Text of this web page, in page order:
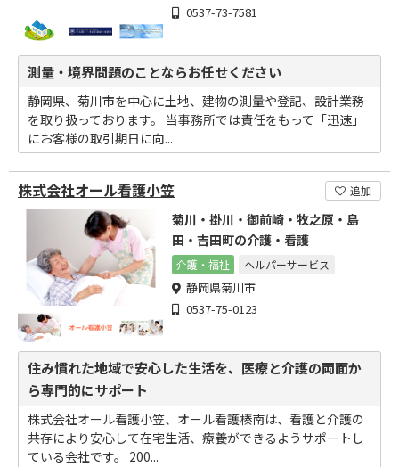
0537-73-7581
測量・境界問題のことならお任せください
静岡県、菊川市を中心に土地、建物の測量や登記、設計業務
を取り扱っております。 当事務所では責任をもって「迅速」
にお客様の取引期日に向...
株式会社オール看護小笠 追加
菊川・掛川・御前崎・牧之原・島
田・吉田町の介護・看護
介護・福祉 ヘルパーサービス
静岡県菊川市
0537-75-0123
住み慣れた地域で安心した生活を、医療と介護の両面か
ら専門的にサポート
株式会社オール看護小笠、オール看護榛南は、看護と介護の
共存により安心して在宅生活、療養ができるようサポートし
ている会社です。 200...